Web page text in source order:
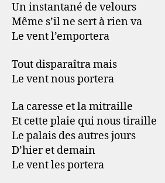
Un instantané de velours
Même s’il ne sert à rien va
Le vent l’emportera
Tout disparaîtra mais
Le vent nous portera
La caresse et la mitraille
Et cette plaie qui nous tiraille
Le palais des autres jours
D’hier et demain
Le vent les portera